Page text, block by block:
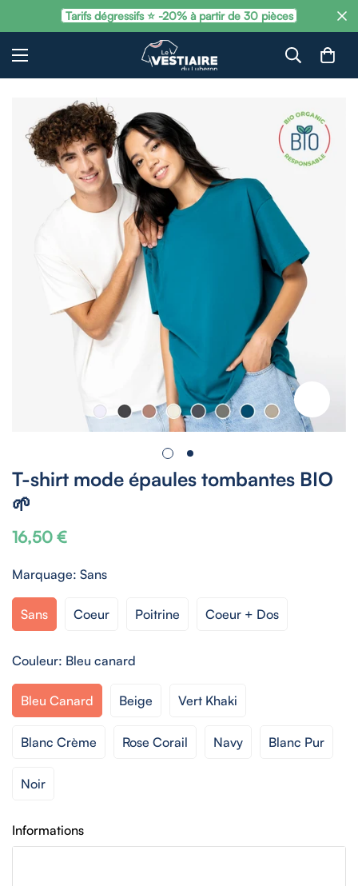
Tarifs dégressifs ⭐ -20% à partir de 30 pièces
T-shirt mode épaules tombantes BIO
🌱
Prix
habituel
16,50 €
Marquage: Sans
Sans Coeur Poitrine Coeur + Dos
Couleur: Bleu canard
Bleu Canard Beige Vert Khaki
Blanc Crème Rose Corail Navy Blanc Pur
Noir
Informations